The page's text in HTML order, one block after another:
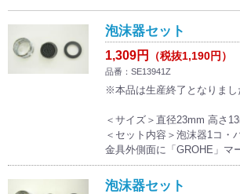
泡沫器セット
1,309円 （税抜1,190円）
品番：SE13941Z
※本品は生産終了となりまし
＜サイズ＞直径23mm 高さ
＜セット内容＞泡沫器1コ・
金具外側面に「GROHE」マ
泡沫器セット